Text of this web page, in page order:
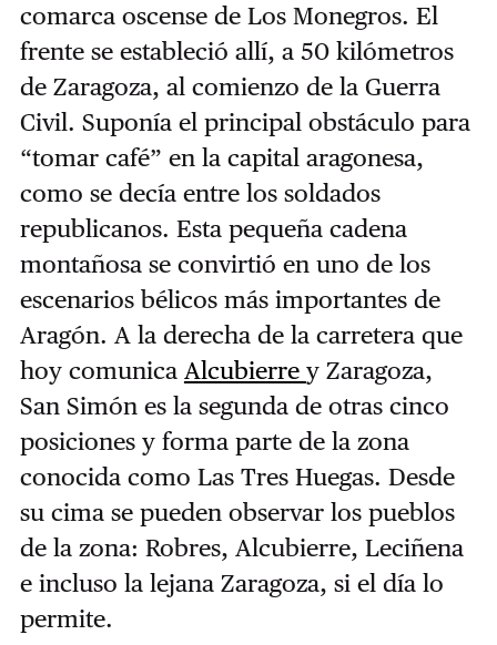
comarca oscense de Los Monegros. El
frente se estableció allí, a 50 kilómetros
de Zaragoza, al comienzo de la Guerra
Civil. Suponía el principal obstáculo para
“tomar café” en la capital aragonesa,
como se decía entre los soldados
republicanos. Esta pequeña cadena
montañosa se convirtió en uno de los
escenarios bélicos más importantes de
Aragón. A la derecha de la carretera que
hoy comunica Alcubierre y Zaragoza,
San Simón es la segunda de otras cinco
posiciones y forma parte de la zona
conocida como Las Tres Huegas. Desde
su cima se pueden observar los pueblos
de la zona: Robres, Alcubierre, Leciñena
e incluso la lejana Zaragoza, si el día lo
permite.